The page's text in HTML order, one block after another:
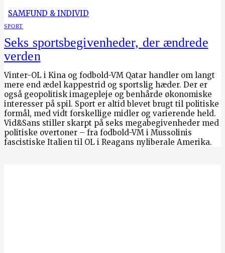
SAMFUND & INDIVID
SPORT
Seks sportsbegivenheder, der ændrede
verden
Vinter-OL i Kina og fodbold-VM Qatar handler om langt
mere end ædel kappestrid og sportslig hæder. Der er
også geopolitisk imagepleje og benhårde økonomiske
interesser på spil. Sport er altid blevet brugt til politiske
formål, med vidt forskellige midler og varierende held.
Vid&Sans stiller skarpt på seks megabegivenheder med
politiske overtoner – fra fodbold-VM i Mussolinis
fascistiske Italien til OL i Reagans nyliberale Amerika.